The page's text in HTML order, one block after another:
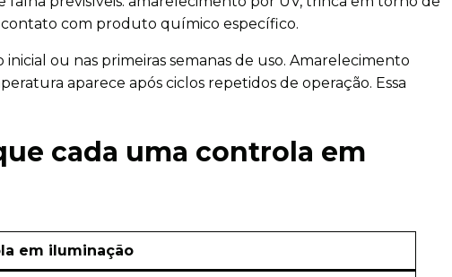
com produto químico específico.
ou nas primeiras semanas de uso. Amarelecimento
aparece após ciclos repetidos de operação. Essa
cada uma controla em
em iluminação